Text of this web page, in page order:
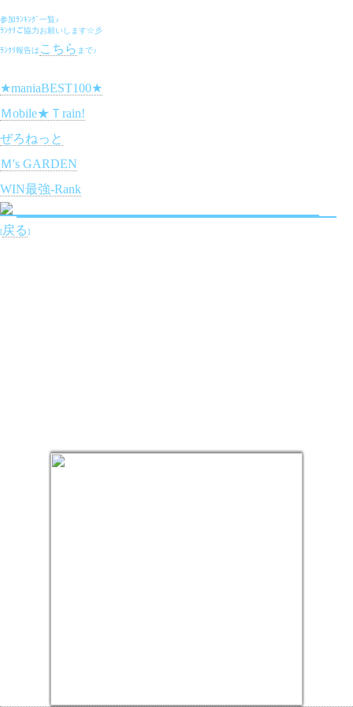
参加ﾗﾝｷﾝｸﾞ一覧♪
ﾗﾝｸﾘご協力お願いします☆彡
ﾗﾝｸﾘ報告は こちら まで♪
★maniaBEST100★
Ｍobile★Ｔrain!
ぜろねっと
Ｍ's GARDEN
WIN最強-Rank
[戻る]